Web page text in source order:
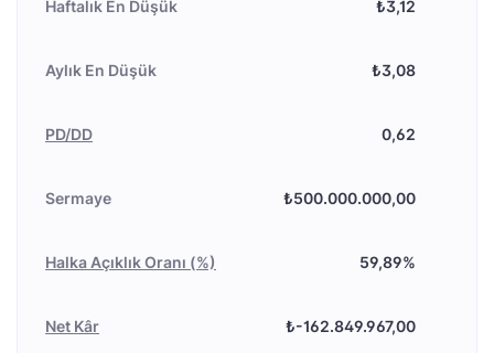
Haftalık En Düşük ₺3,12
Aylık En Düşük ₺3,08
PD/DD 0,62
Sermaye ₺500.000.000,00
Halka Açıklık Oranı (%) 59,89%
Net Kâr ₺-162.849.967,00